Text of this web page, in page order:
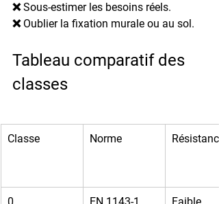
❌ Sous-estimer les besoins réels.
❌ Oublier la fixation murale ou au sol.
Tableau comparatif des
classes
Classe Norme Résistance